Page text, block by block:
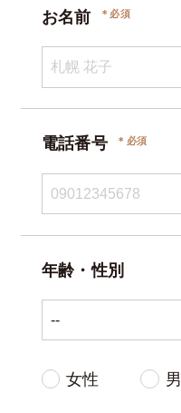
お名前
電話番号
年齢・性別
女性